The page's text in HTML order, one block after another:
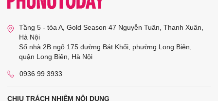
Tầng 5 - tòa A, Gold Season 47 Nguyễn Tuân, Thanh Xuân,
Hà Nội
Số nhà 2B ngõ 175 đường Bát Khối, phường Long Biên,
quận Long Biên, Hà Nội
0936 99 3933
CHỊU TRÁCH NHIỆM NỘI DUNG